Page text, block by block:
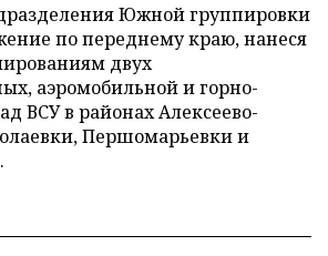
Южной группировки
по переднему краю, нанеся
двух
аэромобильной и горно-
ВСУ в районах Алексеево-
Першомарьевки и